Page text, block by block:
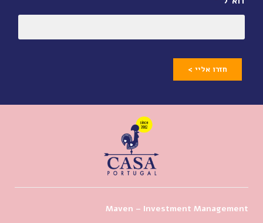
חזרו אליי >
Maven – Investment Management